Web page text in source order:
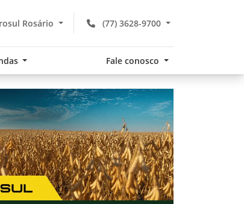
(77) 3628-9700
Rosário
Fale conosco